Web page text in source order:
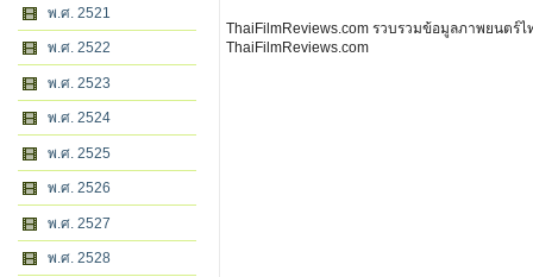
พ.ศ. 2521
พ.ศ. 2522
พ.ศ. 2523
พ.ศ. 2524
พ.ศ. 2525
พ.ศ. 2526
พ.ศ. 2527
พ.ศ. 2528
ThaiFilmReviews.com รวบรวมข้อมูลภาพยนตร์
ThaiFilmReviews.com